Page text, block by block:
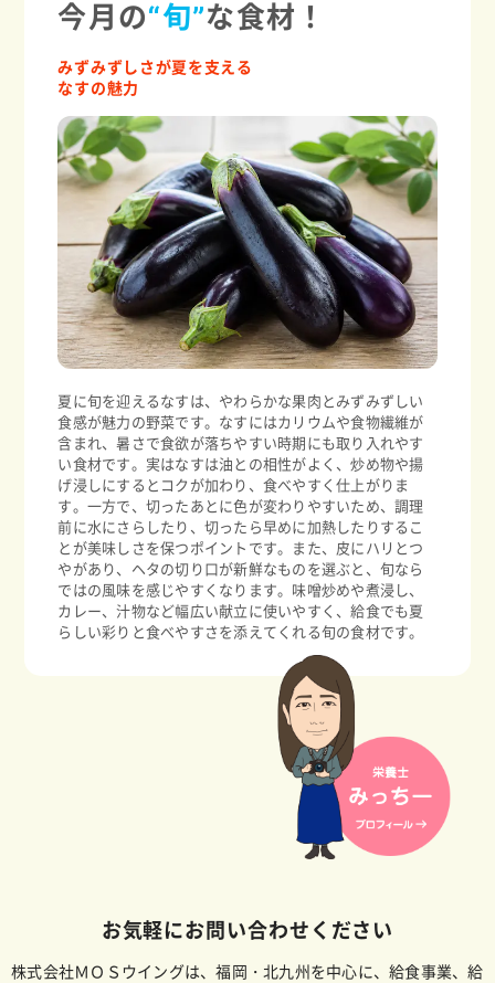
今月の“旬”な食材！
みずみずしさが夏を支える
なすの魅力
夏に旬を迎えるなすは、やわらかな果肉とみずみずしい
食感が魅力の野菜です。なすにはカリウムや食物繊維が
含まれ、暑さで食欲が落ちやすい時期にも取り入れやす
い食材です。実はなすは油との相性がよく、炒め物や揚
げ浸しにするとコクが加わり、食べやすく仕上がりま
す。一方で、切ったあとに色が変わりやすいため、調理
前に水にさらしたり、切ったら早めに加熱したりするこ
とが美味しさを保つポイントです。また、皮にハリとつ
やがあり、ヘタの切り口が新鮮なものを選ぶと、旬なら
ではの風味を感じやすくなります。味噌炒めや煮浸し、
カレー、汁物など幅広い献立に使いやすく、給食でも夏
らしい彩りと食べやすさを添えてくれる旬の食材です。
お気軽にお問い合わせください
株式会社ＭＯＳウイングは、福岡・北九州を中心に、給食事業、給